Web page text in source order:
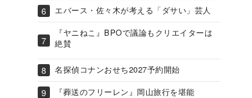
エバース・佐々木が考える「ダサい」芸人
『ヤニねこ』BPOで議論もクリエイターは
絶賛
名探偵コナンおせち2027予約開始
『葬送のフリーレン』岡山旅行を堪能